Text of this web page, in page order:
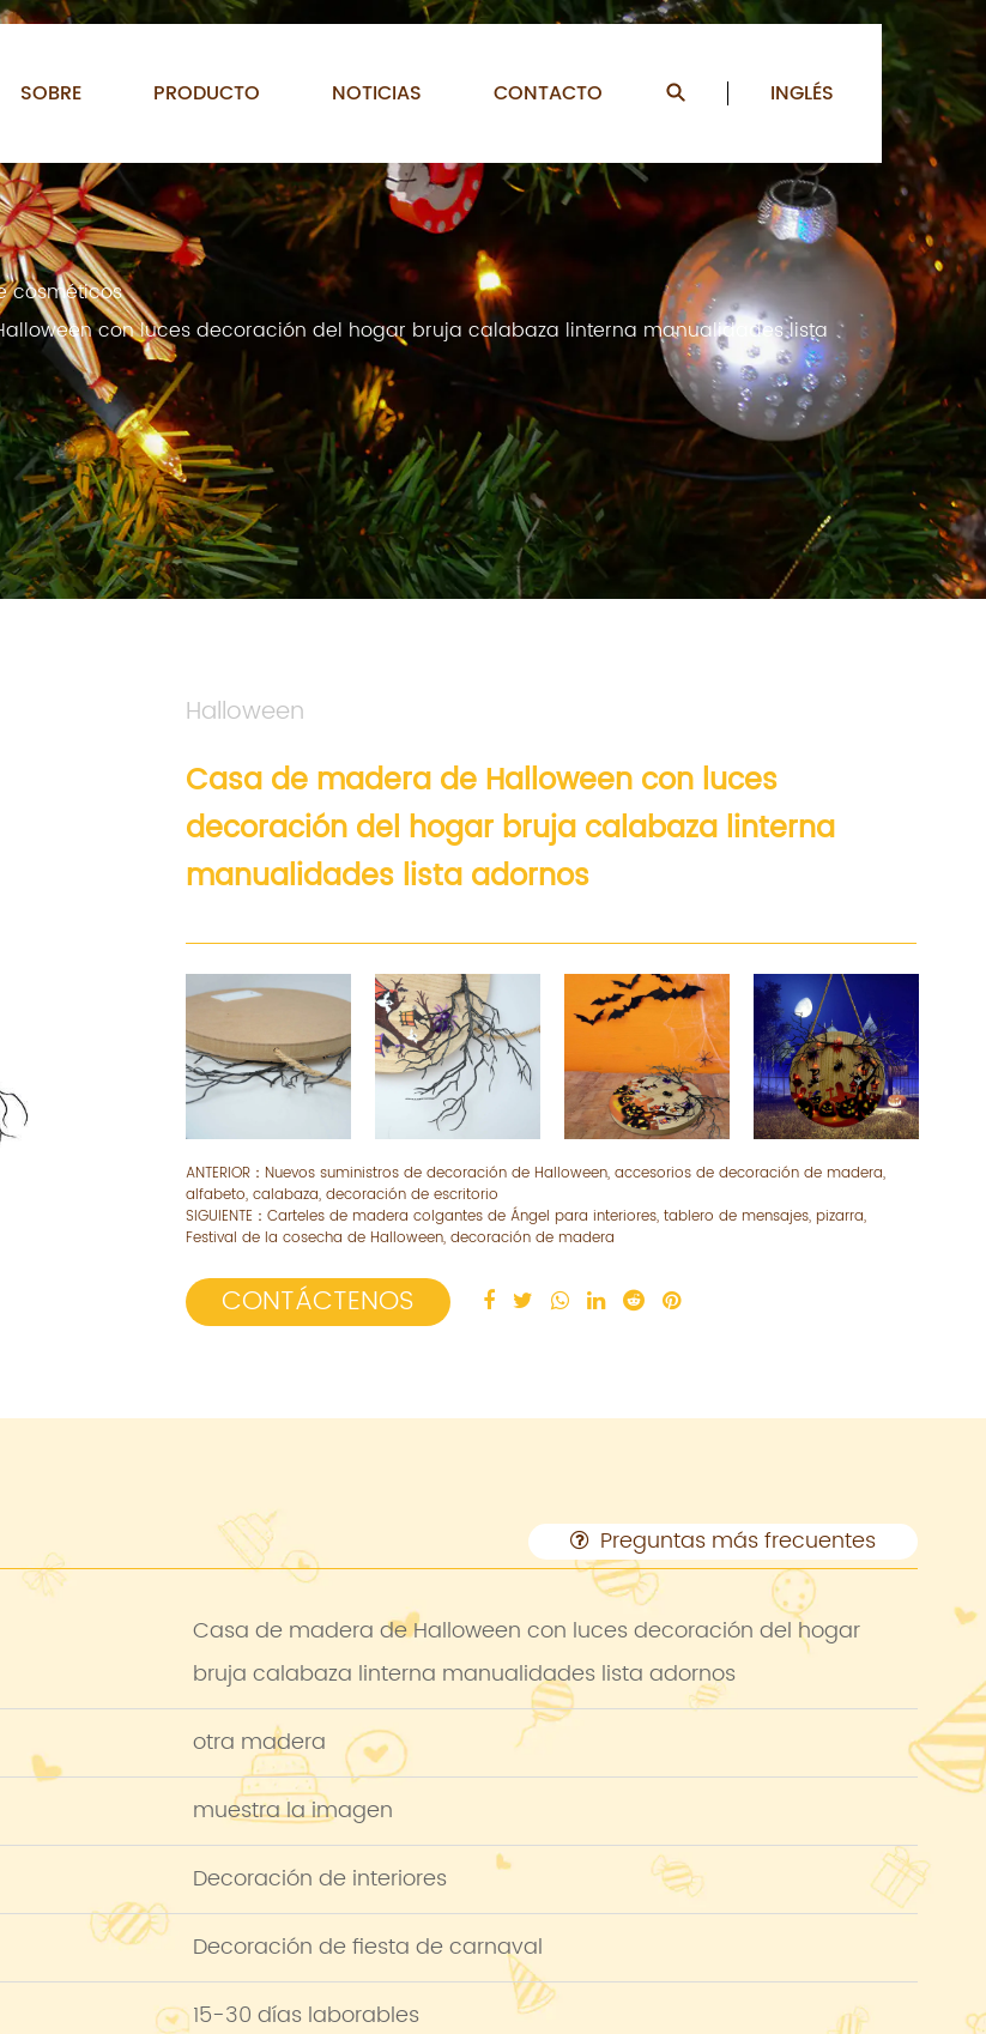
SOBRE PRODUCTO NOTICIAS CONTACTO INGLÉS
cosméticos
con luces decoración del hogar bruja calabaza linterna manualidades lista
Halloween
Casa de madera de Halloween con luces
decoración del hogar bruja calabaza linterna
manualidades lista adornos
ANTERIOR： Nuevos suministros de decoración de Halloween, accesorios de decoración de madera,
alfabeto, calabaza, decoración de escritorio
SIGUIENTE： Carteles de madera colgantes de Ángel para interiores, tablero de mensajes, pizarra,
Festival de la cosecha de Halloween, decoración de madera
CONTÁCTENOS
Preguntas más frecuentes
Casa de madera de Halloween con luces decoración del hogar
bruja calabaza linterna manualidades lista adornos
otra madera
muestra la imagen
Decoración de interiores
Decoración de fiesta de carnaval
15-30 días laborables